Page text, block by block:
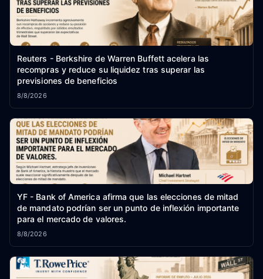
Reuters - Berkshire de Warren Buffett acelera las
recompras y reduce su liquidez tras superar las
previsiones de beneficios
8/8/2026
YF - Bank of America afirma que las elecciones de mitad
de mandato podrían ser un punto de inflexión importante
para el mercado de valores.
8/8/2026